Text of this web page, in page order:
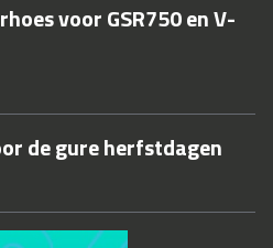
voor GSR750 en V-
de gure herfstdagen